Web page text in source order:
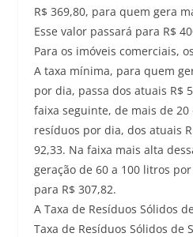
R$ 369,80, para quem gera
Esse valor passará para R$
Para os imóveis comerciais,
A taxa mínima, para quem
por dia, passa dos atuais R$
faixa seguinte, de mais de
resíduos por dia, dos atuais
92,33. Na faixa mais alta
geração de 60 a 100 litros
para R$ 307,82.
A Taxa de Resíduos Sólidos
Taxa de Resíduos Sólidos de